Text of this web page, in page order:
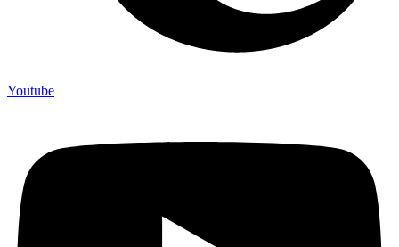
Youtube